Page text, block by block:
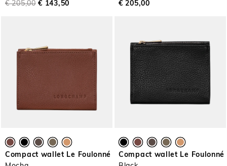
€ 205,00 € 143,50
€ 205,00
Compact wallet Le Foulonné
Compact wallet Le Foulonné